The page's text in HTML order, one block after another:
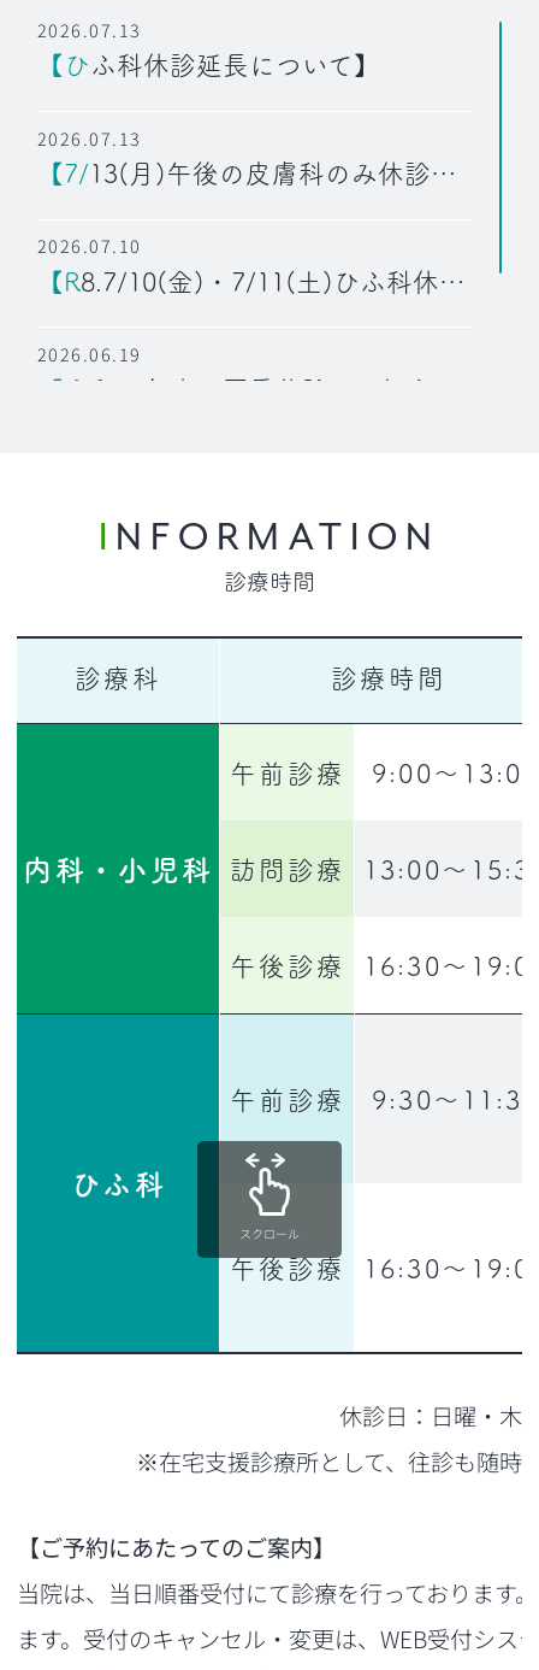
2026.07.13
【ひふ科休診延長について】
2026.07.13
【7/13(月)午後の皮膚科のみ休診のお知らせ】
2026.07.10
【R8.7/10(金)・7/11(土)ひふ科休診のお知らせ】
2026.06.19
INFORMATION
診療時間
診療科 診療時間
内科・小児科
午前診療 9:00〜13:00
訪問診療 13:00〜
午後診療 16:30〜
ひふ科
午前診療 9:30〜11:30
午後診療 16:30〜
休診日：日曜・木
※在宅支援診療所として、往診も随時
【ご予約にあたってのご案内】
当院は、当日順番受付にて診療を行っております
ます。受付のキャンセル・変更は、WEB受付シス
スクロール